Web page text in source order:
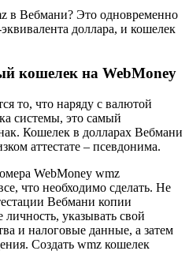
в Вебмани? Это одновременно
доллара, и кошелек
кошелек на WebMoney
то, что наряду с валютой
системы, это самый
Кошелек в долларах Вебмани
аттестате – псевдонима.
WebMoney wmz
что необходимо сделать. Не
Вебмани копии
указывать свой
и налоговые данные, а затем
Создать wmz кошелек